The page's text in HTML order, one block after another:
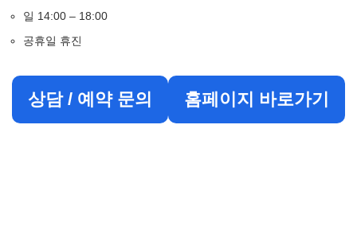
일 14:00 – 18:00
공휴일 휴진
상담 / 예약 문의 홈페이지 바로가기